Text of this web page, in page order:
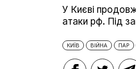
У Києві
атаки рф. Під
КИЇВ ВІЙНА ПАР